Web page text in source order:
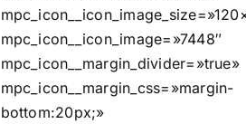
mpc_icon__icon_image=»7448″
mpc_icon__margin_divider=»true»
mpc_icon__margin_css=»margin-
bottom:20px;»